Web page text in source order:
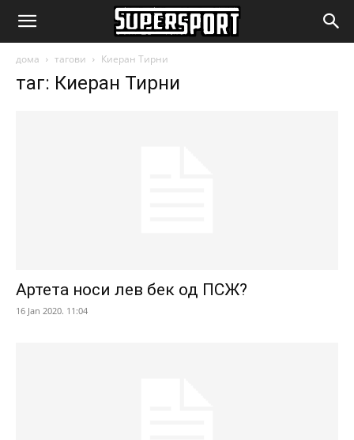
SuperSport.mk
дома тагови Киеран Тирни
таг: Киеран Тирни
Артета носи лев бек од ПСЖ?
16 Jan 2020. 11:04